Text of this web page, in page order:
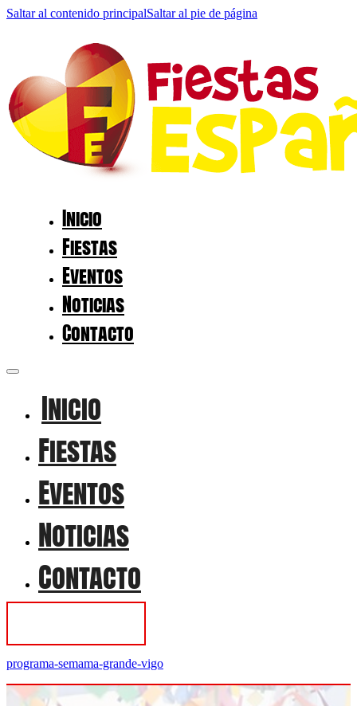
Saltar al contenido principalSaltar al pie de página
Inicio
Fiestas
Eventos
Noticias
Contacto
Inicio
Fiestas
Eventos
Noticias
Contacto
programa-semama-grande-vigo